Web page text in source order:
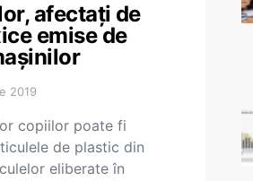
afectați de
emise de
2019
copiilor poate fi
de plastic din
eliberate în